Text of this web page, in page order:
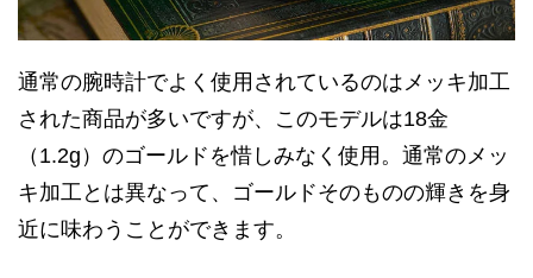
通常の腕時計でよく使用されているのはメッキ加工
された商品が多いですが、このモデルは18金
（1.2g）のゴールドを惜しみなく使用。通常のメッ
キ加工とは異なって、ゴールドそのものの輝きを身
近に味わうことができます。